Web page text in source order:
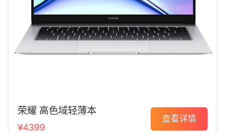
荣耀 高色域轻薄本
¥4399
查看详情